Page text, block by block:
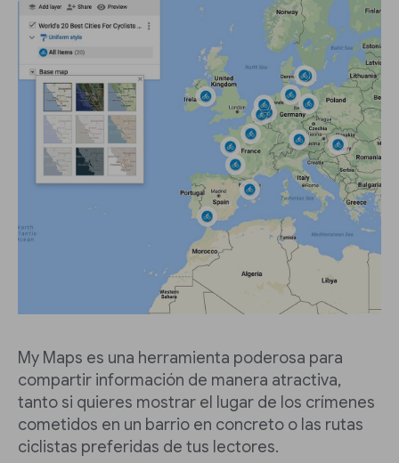
My Maps es una herramienta poderosa para
compartir información de manera atractiva,
tanto si quieres mostrar el lugar de los crímenes
cometidos en un barrio en concreto o las rutas
ciclistas preferidas de tus lectores.